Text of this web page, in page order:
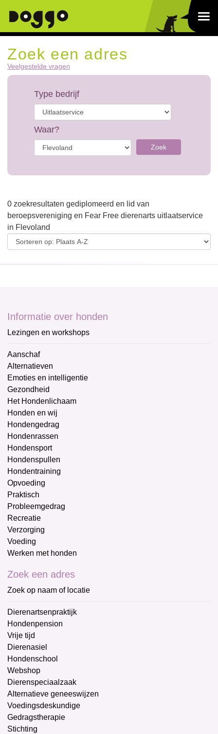
Zoek een adres
Veelgestelde vragen
Type bedrijf
Waar?
Zoek
0 zoekresultaten gediplomeerd en lid van
beroepsvereniging en Fear Free dierenarts uitlaatservice
in Flevoland
Informatie over honden
Lezingen en workshops
Aanschaf
Alternatieven
Emoties en intelligentie
Gezondheid
Het Hondenlichaam
Honden en wij
Hondengedrag
Hondenrassen
Hondensport
Hondenspullen
Hondentraining
Opvoeding
Praktisch
Probleemgedrag
Recreatie
Verzorging
Voeding
Werken met honden
Zoek een adres
Zoek op naam of locatie
Dierenartsenpraktijk
Hondenpension
Vrije tijd
Dierenasiel
Hondenschool
Webshop
Dierenspeciaalzaak
Alternatieve geneeswijzen
Voedingsdeskundige
Gedragstherapie
Stichting